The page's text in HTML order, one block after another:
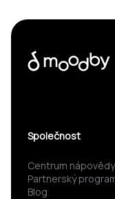
Společnost
Centrum nápovědy
Partnerský
Blog